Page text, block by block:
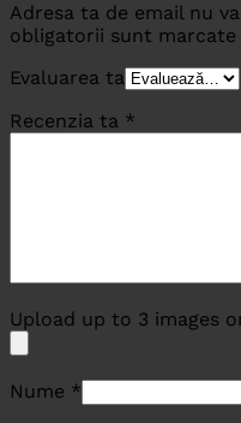
Adresa ta de email nu
obligatorii sunt marcate
Evaluarea ta
Recenzia ta *
Upload up to 3 images
Nume *